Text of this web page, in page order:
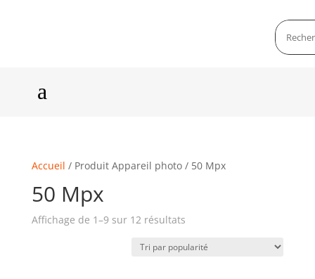
a
Accueil / Produit Appareil photo / 50 Mpx
50 Mpx
Affichage de 1–9 sur 12 résultats